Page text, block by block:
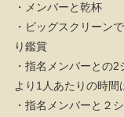
・メンバーと乾杯
・ビッグスクリーン
り鑑賞
・指名メンバーとの
より1人あたりの時間
・指名メンバーと２